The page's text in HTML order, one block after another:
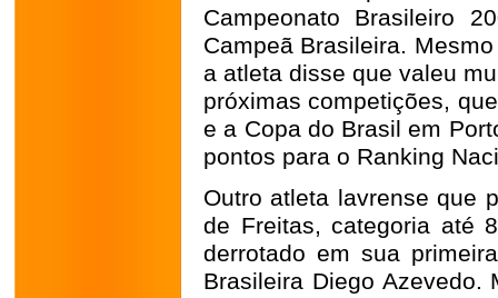
Campeonato Brasileiro
Campeã Brasileira.
a atleta disse que valeu
próximas competições,
e a Copa do Brasil em
pontos para o Ranking
Outro atleta lavrense que
de Freitas, categoria até
derrotado em sua
Brasileira Diego Azevedo.